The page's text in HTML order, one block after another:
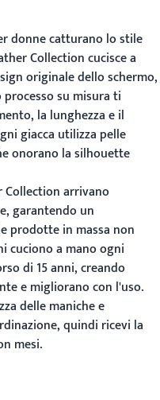
donne catturano lo stile
Collection cucisce a
originale dello schermo,
su misura ti
la lunghezza e il
giacca utilizza pelle
onorano la silhouette
Collection arrivano
garantendo un
prodotte in massa non
cuciono a mano ogni
di 15 anni, creando
e migliorano con l'uso.
delle maniche e
quindi ricevi la
mesi.